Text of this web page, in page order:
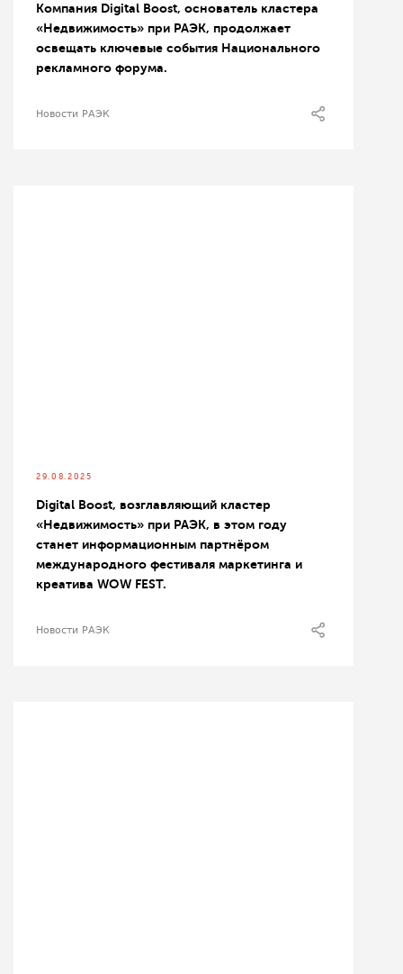
Компания Digital Boost, основатель кластера
«Недвижимость» при РАЭК, продолжает
освещать ключевые события Национального
рекламного форума.
Новости РАЭК
29.08.2025
Digital Boost, возглавляющий кластер
«Недвижимость» при РАЭК, в этом году
станет информационным партнёром
международного фестиваля маркетинга и
креатива WOW FEST.
Новости РАЭК